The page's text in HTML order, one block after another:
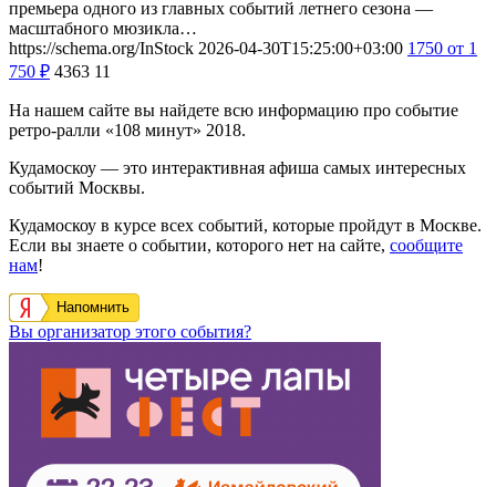
премьера одного из главных событий летнего сезона —
масштабного мюзикла…
https://schema.org/InStock 2026-04-30T15:25:00+03:00 1750 от 1
750 ₽ 4363 11
На нашем сайте вы найдете всю информацию про событие
ретро-ралли «108 минут» 2018.
Кудамоскоу — это интерактивная афиша самых интересных
событий Москвы.
Кудамоскоу в курсе всех событий, которые пройдут в Москве.
Если вы знаете о событии, которого нет на сайте, сообщите
нам!
Напомнить
Вы организатор этого события?